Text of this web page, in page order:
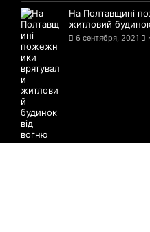
На Полтавщині
житловий
6 сентября, 2021